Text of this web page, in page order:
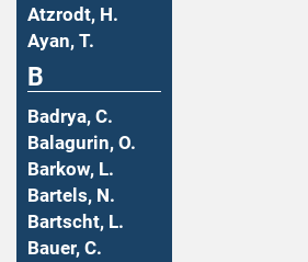
Atzrodt, H.
Ayan, T.
B
Badrya, C.
Balagurin, O.
Barkow, L.
Bartels, N.
Bartscht, L.
Bauer, C.